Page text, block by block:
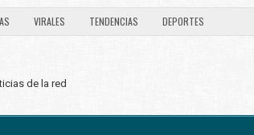
VIRALES TENDENCIAS DEPORTES
de la red